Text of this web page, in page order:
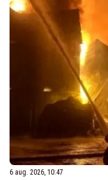
6 aug. 2026, 10:47